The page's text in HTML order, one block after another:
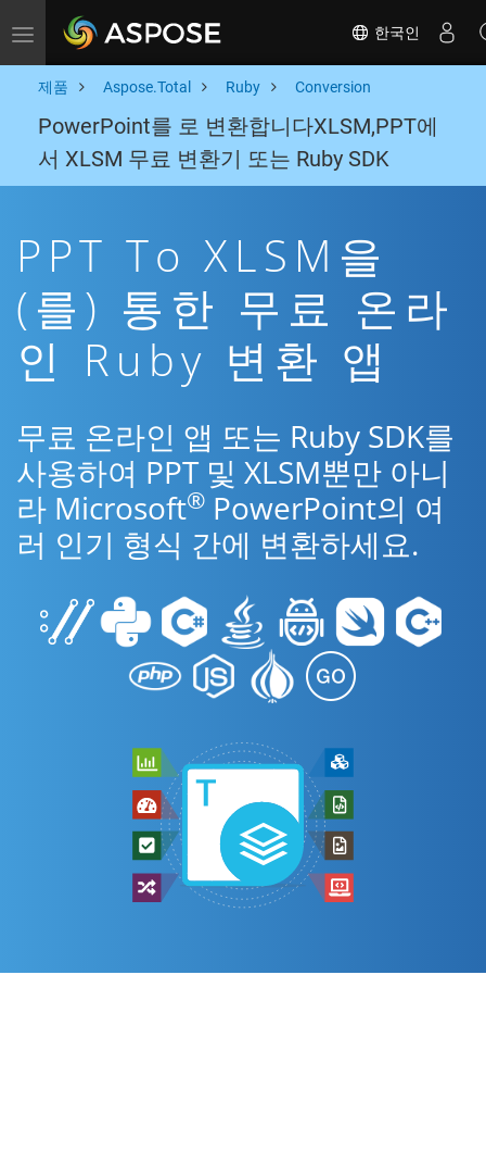
Toggle navigation 한국인
제품 Aspose.Total Ruby Conversion
PowerPoint를 로 변환합니다XLSM,PPT에
서 XLSM 무료 변환기 또는 Ruby SDK
PPT To XLSM을
(를) 통한 무료 온라
인 Ruby 변환 앱
무료 온라인 앱 또는 Ruby SDK를
사용하여 PPT 및 XLSM뿐만 아니
라 Microsoft® PowerPoint의 여
러 인기 형식 간에 변환하세요.